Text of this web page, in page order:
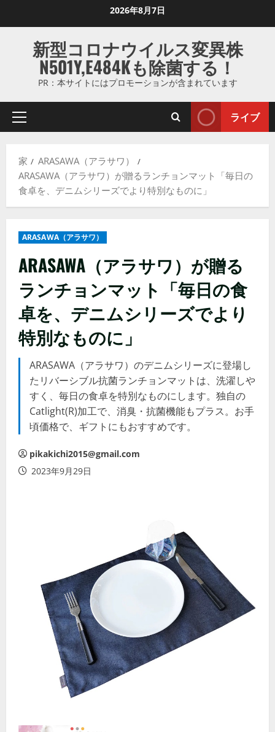
ス
ッ
2026年8月7日
新型コロナウイルス変異株
N501Y,E484Kも除菌する！
PR：本サイトにはプロモーションが含まれています
プ
マ
リ
メ
ー
ライブ
家
ARASAWA（アラサワ）
ARASAWA（アラサワ）が贈るランチョンマット「毎日の
食卓を、デニムシリーズでより特別なものに」
ARASAWA（アラサワ）
ARASAWA（アラサワ）が贈る
ランチョンマット「毎日の食
卓を、デニムシリーズでより
特別なものに」
ARASAWA（アラサワ）のデニムシリーズに登場し
たリバーシブル抗菌ランチョンマットは、洗濯しや
すく、毎日の食卓を特別なものにします。独自の
Catlight(R)加工で、消臭・抗菌機能もプラス。お手
頃価格で、ギフトにもおすすめです。
pikakichi2015@gmail.com
2023年9月29日